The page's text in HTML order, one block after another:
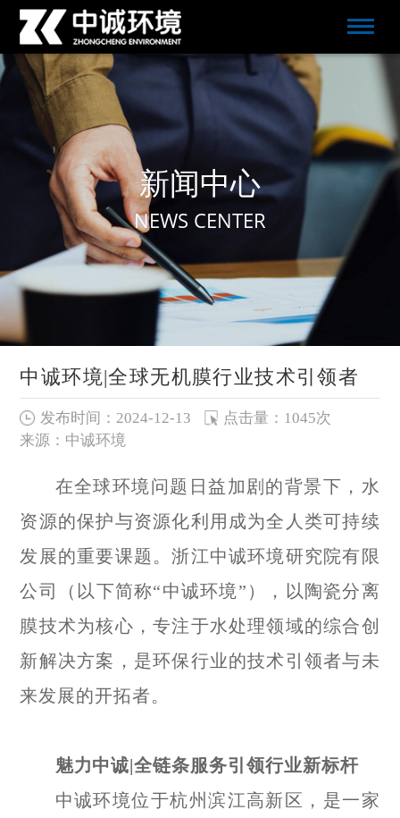
新闻中心
NEWS CENTER
中诚环境|全球无机膜行业技术引领者
发布时间：2024-12-13
点击量：1045次
来源：中诚环境
在全球环境问题日益加剧的背景下，水
资源的保护与资源化利用成为全人类可持续
发展的重要课题。浙江中诚环境研究院有限
公司（以下简称“中诚环境”），以陶瓷分离
膜技术为核心，专注于水处理领域的综合创
新解决方案，是环保行业的技术引领者与未
来发展的开拓者。
魅力中诚 |全链条服务引领行业新标杆
中诚环境位于杭州滨江高新区，是一家